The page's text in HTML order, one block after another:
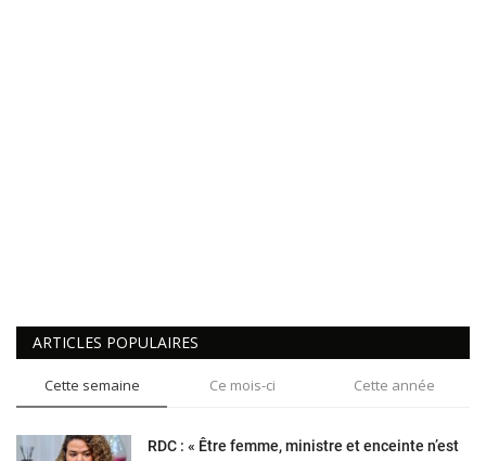
ARTICLES POPULAIRES
Cette semaine Ce mois-ci Cette année
RDC : « Être femme, ministre et enceinte n’est